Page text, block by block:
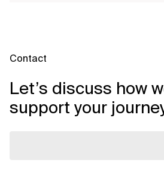
Contact
Let’s discuss how
support your